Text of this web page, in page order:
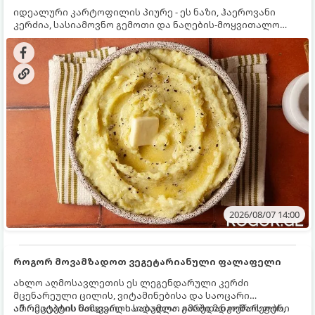
იდეალური კარტოფილის პიურე - ეს ნაზი, ჰაეროვანი
კერძია, სასიამოვნო გემოთი და ნაღების-მოყვითალო
ფერით. მისი მომზადება ძალიან მარტივია, მაგრამ
არსებობს რამდენიმე საიდუმლო, რომლებიც უნდა
იცოდეთ, რომ პიურე იდეალურად გემრიელი გამოვიდეს.
2026/08/07 14:00
როგორ მოვამზადოთ ვეგეტარიანული ფალაფელი
ახლო აღმოსავლეთის ეს ლეგენდარული კერძი
მცენარეული ცილის, ვიტამინებისა და საოცარი
არომატების ნამდვილი საბადოა. გარედან ოქროსფერი
ამ რეცეპტის მთავარი საიდუმლო იმაში მდგომარეობს,